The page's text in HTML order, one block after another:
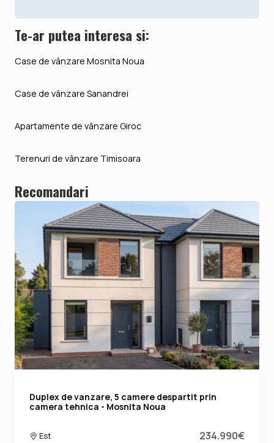
Te-ar putea interesa si:
Case de vânzare Mosnita Noua
Case de vânzare Sanandrei
Apartamente de vânzare Giroc
Terenuri de vânzare Timisoara
Recomandari
Duplex de vanzare, 5 camere despartit prin
camera tehnica - Mosnita Noua
Est 234.990€